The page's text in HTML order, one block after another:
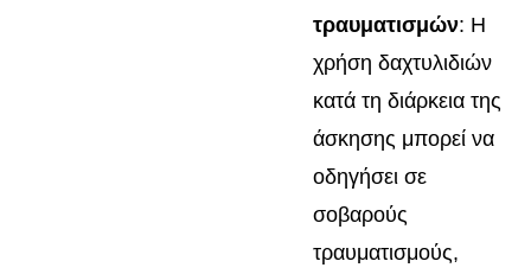
τραυματισμών: Η
χρήση δαχτυλιδιών
κατά τη διάρκεια της
άσκησης μπορεί να
οδηγήσει σε
σοβαρούς
τραυματισμούς,